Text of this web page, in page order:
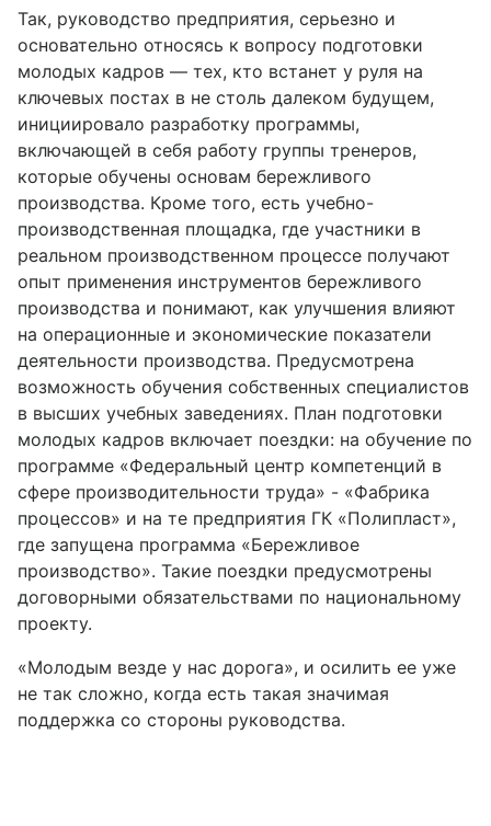
Так, руководство предприятия, серьезно и
основательно относясь к вопросу подготовки
молодых кадров — тех, кто встанет у руля на
ключевых постах в не столь далеком будущем,
инициировало разработку программы,
включающей в себя работу группы тренеров,
которые обучены основам бережливого
производства. Кроме того, есть учебно-
производственная площадка, где участники в
реальном производственном процессе получают
опыт применения инструментов бережливого
производства и понимают, как улучшения влияют
на операционные и экономические показатели
деятельности производства. Предусмотрена
возможность обучения собственных специалистов
в высших учебных заведениях. План подготовки
молодых кадров включает поездки: на обучение по
программе «Федеральный центр компетенций в
сфере производительности труда» - «Фабрика
процессов» и на те предприятия ГК «Полипласт»,
где запущена программа «Бережливое
производство». Такие поездки предусмотрены
договорными обязательствами по национальному
проекту.
«Молодым везде у нас дорога», и осилить ее уже
не так сложно, когда есть такая значимая
поддержка со стороны руководства.